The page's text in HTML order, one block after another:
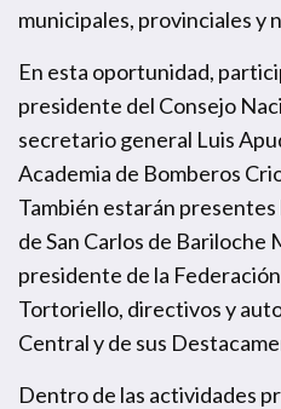
municipales, provinciales y
En esta oportunidad,
presidente del Consejo
secretario general Luis
Academia de Bomberos
También estarán
de San Carlos de Bariloche
presidente de la
Tortoriello, directivos y
Central y de sus
Dentro de las actividades